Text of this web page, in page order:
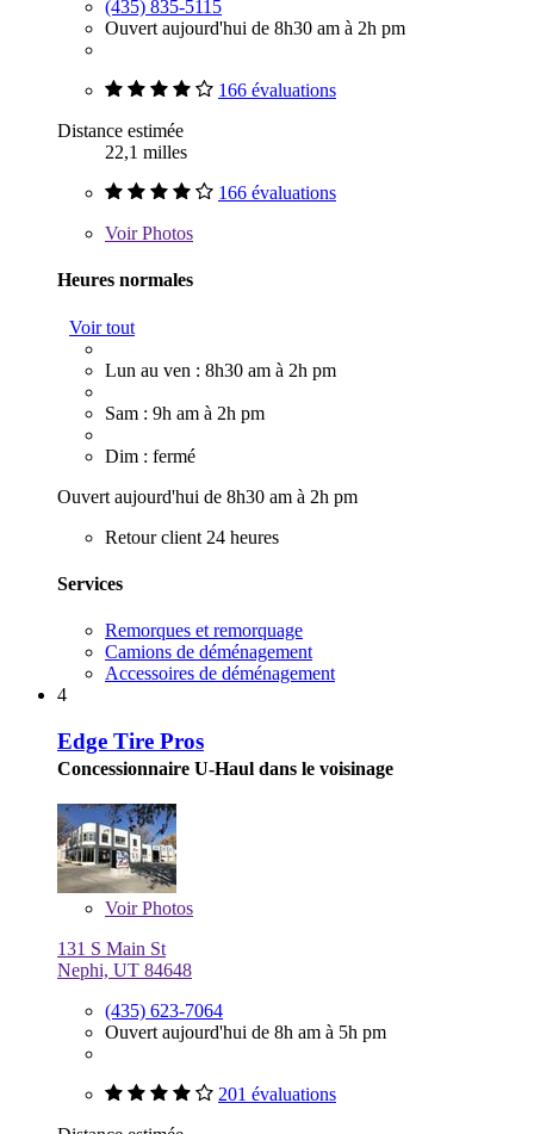
(435) 835-5115
Ouvert aujourd'hui de 8h30 am à 2h pm
166 évaluations
Distance estimée
22,1 milles
166 évaluations
VoirPhotos
Heures normales
Voir tout
Lun au ven : 8h30 am à 2h pm
Sam : 9h am à 2h pm
Dim : fermé
Ouvert aujourd'hui de 8h30 am à 2h pm
Retour client 24 heures
Services
Remorques et remorquage
Camions de déménagement
Accessoires de déménagement
4
Edge Tire Pros
Concessionnaire U-Haul dans le voisinage
VoirPhotos
131 S Main St
Nephi, UT 84648
(435) 623-7064
Ouvert aujourd'hui de 8h am à 5h pm
201 évaluations